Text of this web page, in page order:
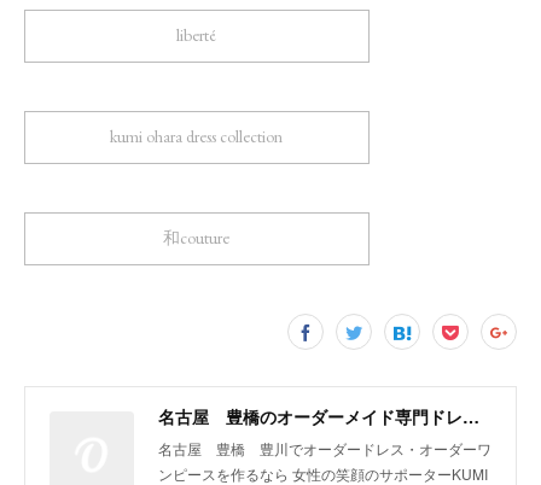
liberté
kumi ohara dress collection
和couture
名古屋 豊橋のオーダーメイド専門ドレスデザイナー KUMI OHARA
名古屋 豊橋 豊川でオーダードレス・オーダーワ
ンピースを作るなら 女性の笑顔のサポーターKUMI